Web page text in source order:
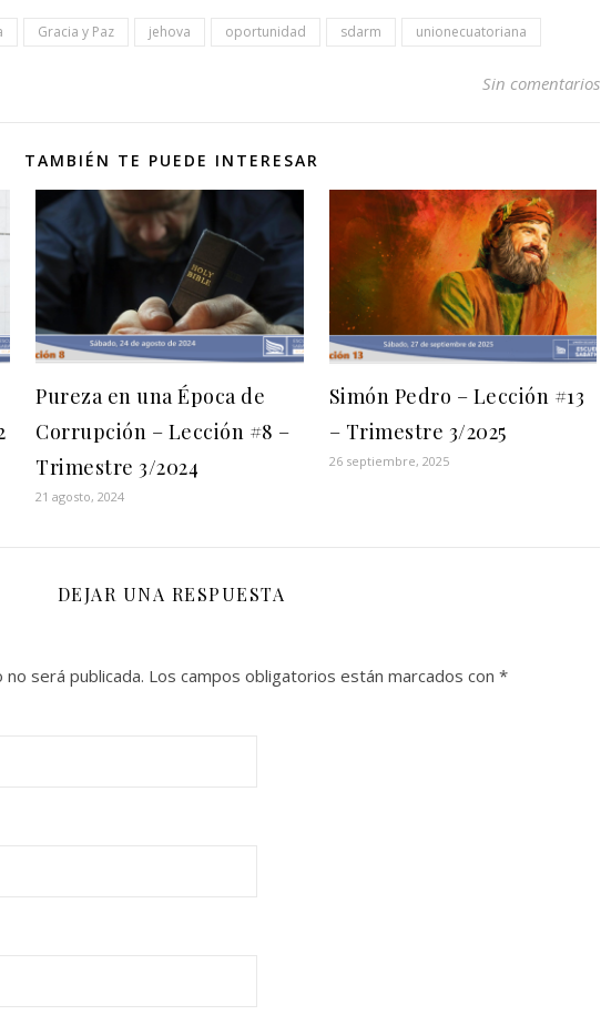
Gracia y Paz jehova oportunidad sdarm unionecuatoriana
Sin comentarios
TAMBIÉN TE PUEDE INTERESAR
Pureza en una Época de
Corrupción – Lección #8 –
Trimestre 3/2024
21 agosto, 2024
Simón Pedro – Lección #13
– Trimestre 3/2025
26 septiembre, 2025
DEJAR UNA RESPUESTA
será publicada. Los campos obligatorios están marcados con *